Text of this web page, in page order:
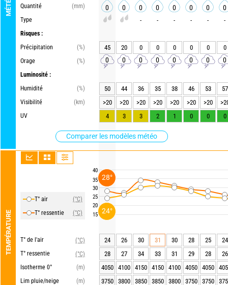
MÉTÉO
Quantité
(mm)
Type
Risques :
Précipitation
(%)
Orage
(%)
Luminosité :
Humidité
(%)
Visibilité
(km)
UV
Comparer les modèles météo
TEMPÉRATURE
T° air
(°C)
T° ressentie
(°C)
T° de l'air
(°C)
T° ressentie
(°C)
Isotherme 0°
(m)
Lim pluie/neige
(m)
40
35
30
25
20
15
0 0 0 0 0 0 0 0
- - - - - -
45 20 0 0 0 0 0 0
0 0 0 0 0 0 0 0
50 44 36 35 38 46 53
57
>20
>20 >20 >20 >20 >20 >20
4
3 3 2 1 0 0 0
24 26 30 31 30 28 25
24
28
27 34 33 31 29 28
26
4050
4100 4150 4150 4100 4050 4050
3750
3800 3850 3850 3800 3750 3750
24°
28°